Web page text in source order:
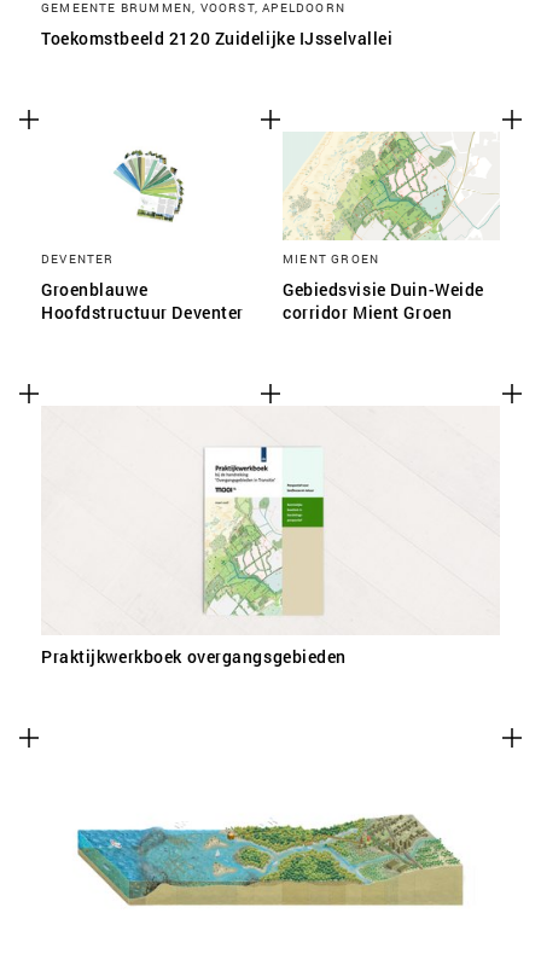
GEMEENTE BRUMMEN, VOORST, APELDOORN
Toekomstbeeld 2120 Zuidelijke IJsselvallei
DEVENTER
Groenblauwe
Hoofdstructuur Deventer
MIENT GROEN
Gebiedsvisie Duin-Weide
corridor Mient Groen
Praktijkwerkboek overgangsgebieden